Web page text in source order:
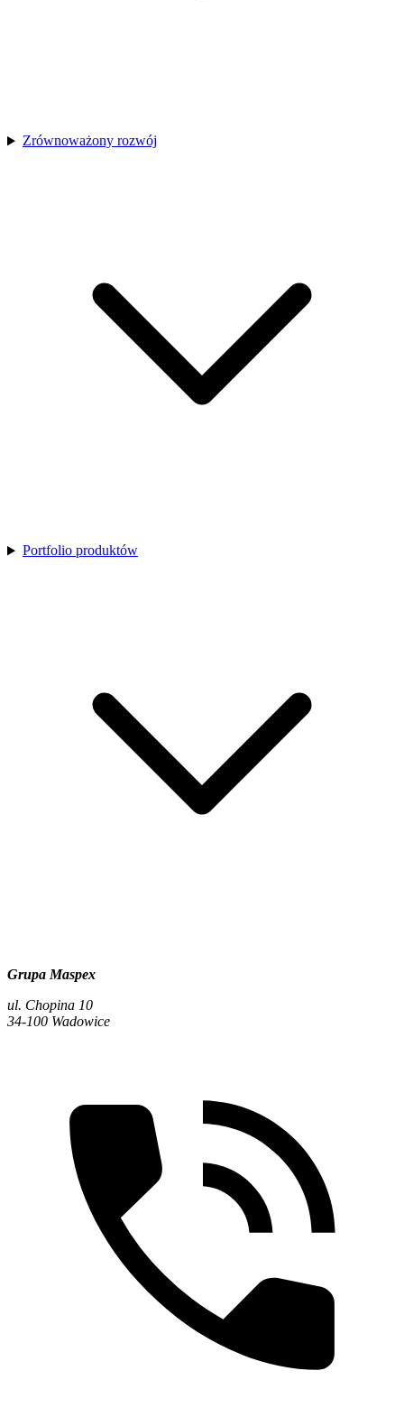
Zrównoważony rozwój
Portfolio produktów
Grupa Maspex
ul. Chopina 10
34-100 Wadowice